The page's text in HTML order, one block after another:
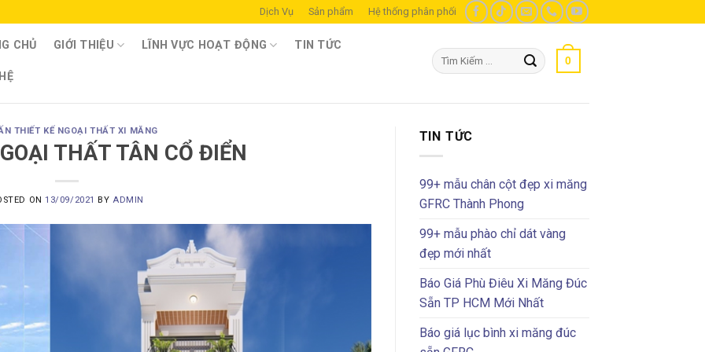
Dịch Vụ Sản phẩm Hệ thống phân phối
CHỦ GIỚI THIỆU LĨNH VỰC HOẠT ĐỘNG TIN TỨC
Tìm
kiếm:
0
THIẾT KẾ NGOẠI THẤT XI MĂNG
THẤT TÂN CỔ ĐIỂN
ON 13/09/2021 BY ADMIN
TIN TỨC
99+ mẫu chân cột đẹp xi măng
GFRC Thành Phong
99+ mẫu phào chỉ dát vàng
đẹp mới nhất
Báo Giá Phù Điêu Xi Măng Đúc
Sẵn TP HCM Mới Nhất
Báo giá lục bình xi măng đúc